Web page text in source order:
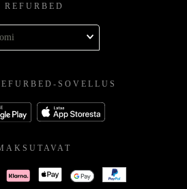
REFURBED
SOVELLUS